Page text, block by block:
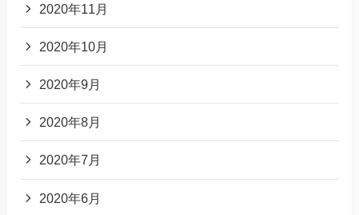
2020年11月
2020年10月
2020年9月
2020年8月
2020年7月
2020年6月